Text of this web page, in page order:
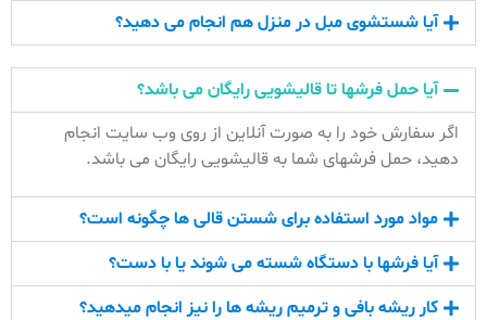
آیا شستشوی مبل در منزل هم انجام می دهید؟
آیا حمل فرشها تا قالیشویی رایگان می باشد؟
اگر سفارش خود را به صورت آنلاین از روی وب سایت انجام
دهید، حمل فرشهای شما به قالیشویی رایگان می باشد.
مواد مورد استفاده برای شستن قالی ها چگونه است؟
آیا فرشها با دستگاه شسته می شوند یا با دست؟
کار ریشه بافی و ترمیم ریشه ها را نیز انجام میدهید؟